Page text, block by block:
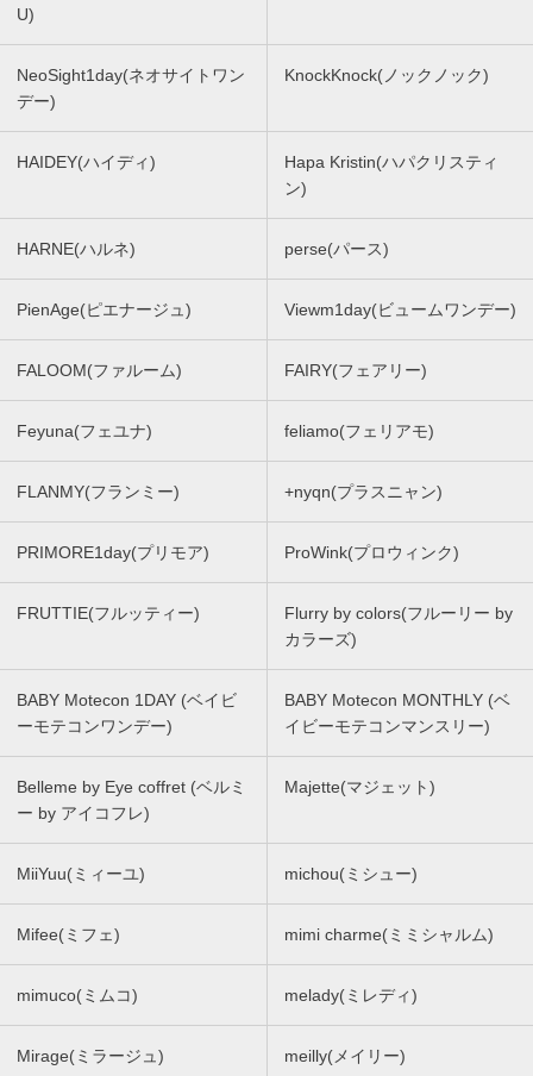
U)
NeoSight1day(ネオサイトワン
デー)
KnockKnock(ノックノック)
HAIDEY(ハイディ)
Hapa Kristin(ハパクリスティ
ン)
HARNE(ハルネ) perse(パース)
PienAge(ピエナージュ) Viewm1day(ビュームワンデー)
FALOOM(ファルーム) FAIRY(フェアリー)
Feyuna(フェユナ) feliamo(フェリアモ)
FLANMY(フランミー) +nyqn(プラスニャン)
PRIMORE1day(プリモア) ProWink(プロウィンク)
FRUTTIE(フルッティー)
Flurry by colors(フルーリー by
カラーズ)
BABY Motecon 1DAY (ベイビ
ーモテコンワンデー)
BABY Motecon MONTHLY (ベ
イビーモテコンマンスリー)
Belleme by Eye coffret (ベルミ
ー by アイコフレ)
Majette(マジェット)
MiiYuu(ミィーユ) michou(ミシュー)
Mifee(ミフェ) mimi charme(ミミシャルム)
mimuco(ミムコ) melady(ミレディ)
Mirage(ミラージュ) meilly(メイリー)